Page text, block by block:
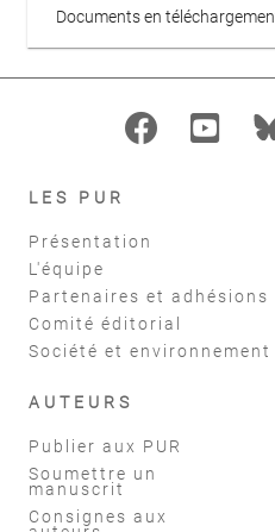
Documents en
LES PUR
Présentation
L'équipe
Partenaires et adhésions
Comité éditorial
Société et environnement
AUTEURS
Publier aux PUR
Soumettre un
manuscrit
Consignes aux